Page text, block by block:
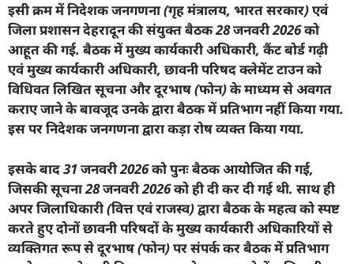
इसी क्रम में निदेशक जनगणना (गृह मंत्रालय, भारत सरकार) एवं
जिला प्रशासन देहरादून की संयुक्त बैठक28जनवरी2026को
आहूत की गई. बैठक में मुख्य कार्यकारी अधिकारी, कैंट बोर्ड गढ़ी
एवं मुख्य कार्यकारी अधिकारी, छावनी परिषद क्लेमेंट टाउन को
विधिवत लिखित सूचना और दूरभाष (फोन) के माध्यम से अवगत
कराए जाने के बावजूद उनके द्वारा बैठक में प्रतिभाग नहीं किया गया.
इस पर निदेशक जनगणना द्वारा कड़ा रोष व्यक्त किया गया.
इसके बाद31जनवरी2026को पुनः बैठक आयोजित की गई,
जिसकी सूचना28जनवरी2026को ही दी कर दी गई थी. साथ ही
अपर जिलाधिकारी (वित्त एवं राजस्व) द्वारा बैठक के महत्व को स्पष्ट
करते हुए दोनों छावनी परिषदों के मुख्य कार्यकारी अधिकारियों से
व्यक्तिगत रूप से दूरभाष (फोन) पर संपर्क कर बैठक में प्रतिभाग